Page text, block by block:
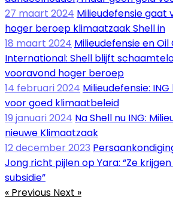
27 maart 2024 Milieudefensie gaat
hoger beroep klimaatzaak Shell in
18 maart 2024 Milieudefensie en Oil
International: Shell blijft
vooravond hoger beroep
14 februari 2024 Milieudefensie:
voor goed klimaatbeleid
19 januari 2024 Na Shell nu ING:
nieuwe Klimaatzaak
12 december 2023
Jong richt pijlen op Yara: “Ze
subsidie”
« Previous Next »